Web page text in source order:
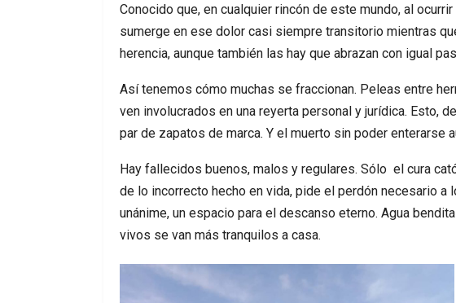
Conocido que, en cualquier rincón de este mundo, al ocurrir
sumerge en ese dolor casi siempre transitorio mientras
herencia, aunque también las hay que abrazan con igual
Así tenemos cómo muchas se fraccionan. Peleas entre
ven involucrados en una reyerta personal y jurídica. Esto,
par de zapatos de marca. Y el muerto sin poder enterarse
Hay fallecidos buenos, malos y regulares. Sólo el cura
de lo incorrecto hecho en vida, pide el perdón necesario
unánime, un espacio para el descanso eterno. Agua
vivos se van más tranquilos a casa.